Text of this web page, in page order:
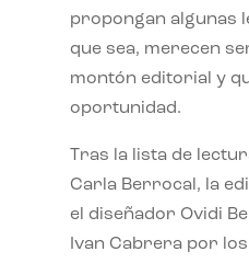
propongan algunas
que sea, merecen
montón editorial y
oportunidad.
Tras la lista de
Carla Berrocal, la
el diseñador Ovidi
Ivan Cabrera por